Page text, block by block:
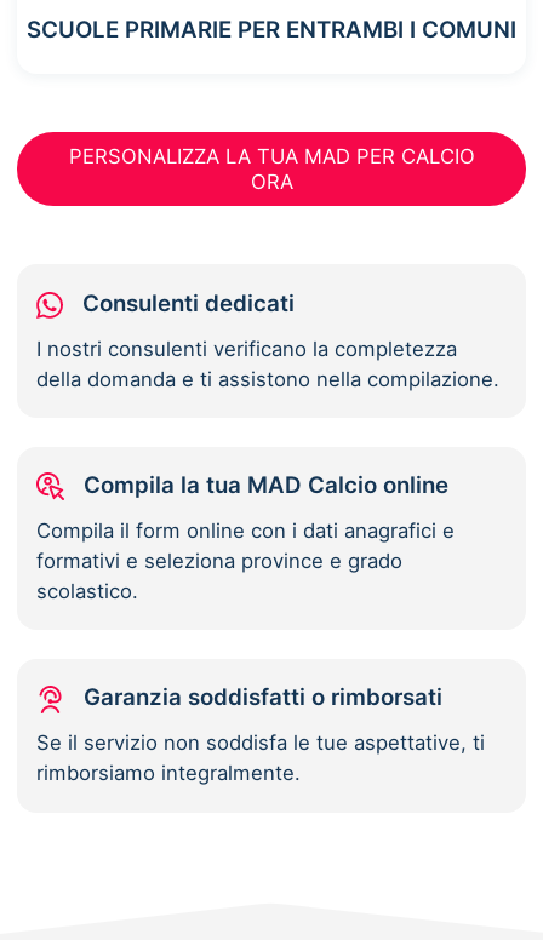
SCUOLE PRIMARIE PER ENTRAMBI I COMUNI
PERSONALIZZA LA TUA MAD PER CALCIO
ORA
Consulenti dedicati
I nostri consulenti verificano la completezza
della domanda e ti assistono nella compilazione.
Compila la tua MAD Calcio online
Compila il form online con i dati anagrafici e
formativi e seleziona province e grado
scolastico.
Garanzia soddisfatti o rimborsati
Se il servizio non soddisfa le tue aspettative, ti
rimborsiamo integralmente.